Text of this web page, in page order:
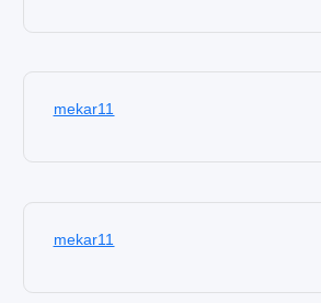
mekar11
mekar11